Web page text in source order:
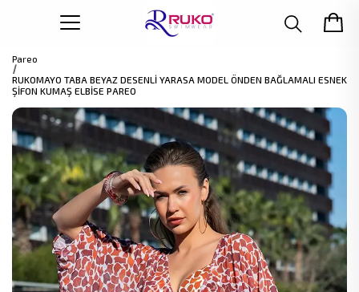
Pareo
RUKOMAYO TABA BEYAZ DESENLİ YARASA MODEL ÖNDEN BAĞLAMALI ESNEK
ŞİFON KUMAŞ ELBİSE PAREO